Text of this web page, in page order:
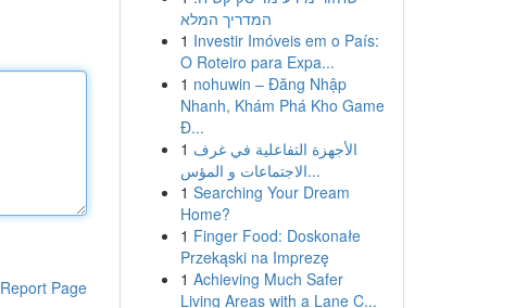
Report Page
המדריך המלא
1 Investir Imóveis em o País:
O Roteiro para Expa...
1 nohuwin – Đăng Nhập
Nhanh, Khám Phá Kho Game
Đ...
1 الأجهزة التفاعلية في غرف
الاجتماعات و المؤس...
1 Searching Your Dream
Home?
1 Finger Food: Doskonałe
Przekąski na Imprezę
1 Achieving Much Safer
Living Areas with a Lane C...